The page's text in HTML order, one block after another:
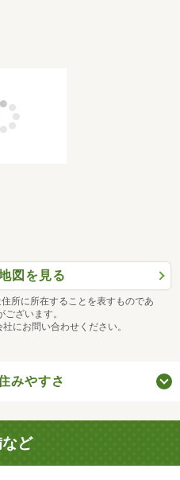
図を見る
所に所在することを表すものであ
ざいます。
にお問い合わせください。
みやすさ
ど